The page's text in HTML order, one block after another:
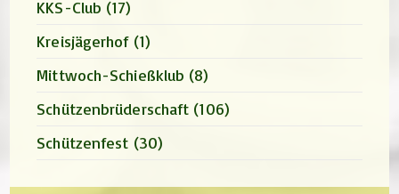
KKS-Club (17)
Kreisjägerhof (1)
Mittwoch-Schießklub (8)
Schützenbrüderschaft (106)
Schützenfest (30)